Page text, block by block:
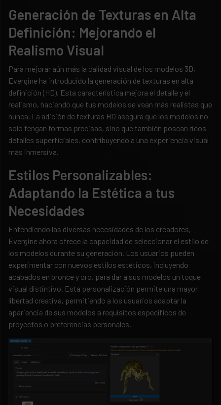
Generación de Texturas en Alta
Definición: Mejorando el
Realismo Visual
Para mejorar aún más la calidad visual de los modelos 3D,
Evergine ha introducido la generación de texturas en alta
definición (HD). Esta característica mejora el detalle y el
realismo, haciendo que tus modelos se vean más realistas que
nunca. La adición de texturas HD asegura que los modelos no
solo tengan formas precisas, sino que también posean ricos
detalles superficiales, contribuyendo a una experiencia visual
más inmersiva.
Estilos Personalizables:
Adaptando la Estética a tus
Necesidades
Entendiendo las diversas necesidades de los creadores,
Evergine ahora ofrece la capacidad de seleccionar el estilo de
los modelos durante su generación. Los usuarios pueden
experimentar con nuevos estilos estéticos, incluyendo
acabados en bronce y oro, para dar a sus modelos un toque
visual distintivo. Esta personalización permite una mayor
libertad creativa, permitiendo a los usuarios adaptar la
apariencia de sus modelos a requisitos específicos de
proyectos o preferencias personales.